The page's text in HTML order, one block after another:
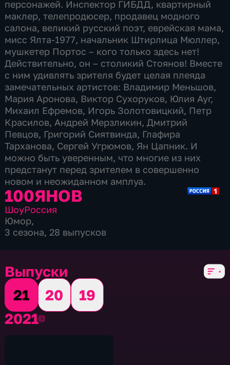
персонажей. Инспектор ГИБДД, квартирный
маклер, телепродюсер, продавец модного
салона, великий русский поэт, еврейская мама,
мисс Ялта-1977, начальник Штирлица Мюллер,
мушкетер Портос – кого только здесь нет!
Действительно, он – столикий Стоянов! Вместе
с ним удивлять зрителя будет целая плеяда
замечательных артистов: Владимир Меньшов,
Мария Аронова, Виктор Сухоруков, Юлия Ауг,
Михаил Ефремов, Игорь Золотовицкий, Петр
Красилов, Андрей Мерзликин, Дмитрий
Певцов, Григорий Сиятвинда, Глафира
Тарханова, Сергей Угрюмов, Ян Цапник. И
можно быть уверенным, что многие из них
предстанут перед зрителем в совершенно
новом и неожиданном амплуа.
100ЯНОВ
ШоуРоссия
Юмор,
3 сезона, 28 выпусков
Выпуски
21
20
19
20212021